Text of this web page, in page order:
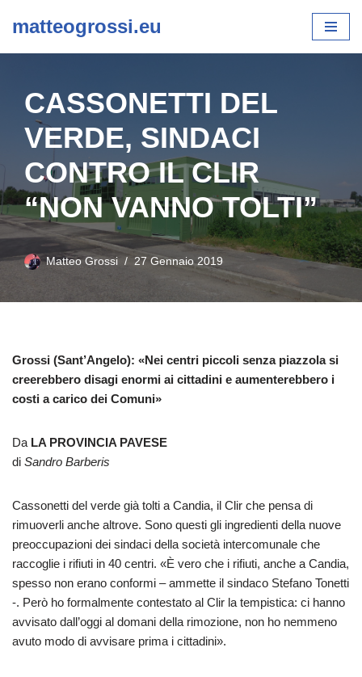
matteogrossi.eu
CASSONETTI DEL
VERDE, SINDACI
CONTRO IL CLIR
“NON VANNO TOLTI”
Matteo Grossi 27 Gennaio 2019
Grossi (Sant’Angelo): «Nei centri piccoli senza piazzola si
creerebbero disagi enormi ai cittadini e aumenterebbero i
costi a carico dei Comuni»
Da LA PROVINCIA PAVESE
di Sandro Barberis
Cassonetti del verde già tolti a Candia, il Clir che pensa di
rimuoverli anche altrove. Sono questi gli ingredienti della nuove
preoccupazioni dei sindaci della società intercomunale che
raccoglie i rifiuti in 40 centri. «È vero che i rifiuti, anche a Candia,
spesso non erano conformi – ammette il sindaco Stefano Tonetti
-. Però ho formalmente contestato al Clir la tempistica: ci hanno
avvisato dall’oggi al domani della rimozione, non ho nemmeno
avuto modo di avvisare prima i cittadini».